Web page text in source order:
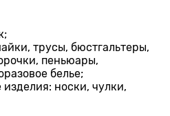
трусы, бюстгальтеры,
пеньюары,
белье;
носки, чулки,